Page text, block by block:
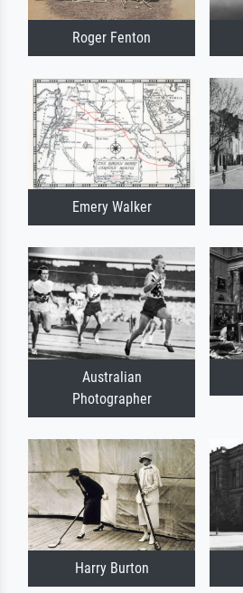
Roger Fenton
Emery Walker
Australian
Photographer
Harry Burton